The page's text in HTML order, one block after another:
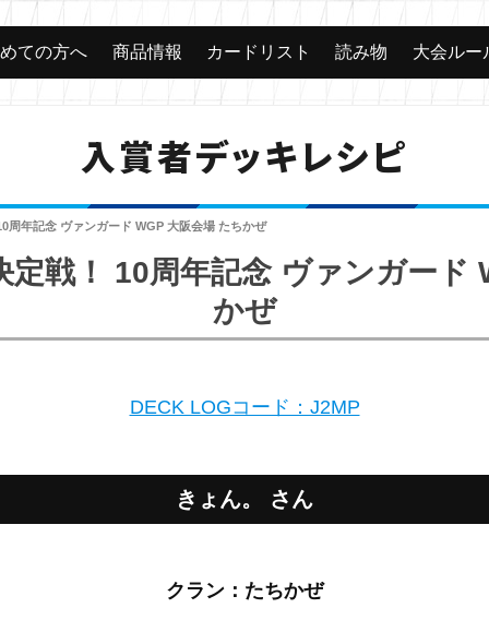
ての方へ 商品情報 カードリスト 読み物 大会ルー
入賞者デッキレシピ
周年記念 ヴァンガード WGP 大阪会場 たちかぜ
定戦！ 10周年記念 ヴァンガード
かぜ
DECK LOGコード：J2MP
きょん。 さん
クラン：たちかぜ